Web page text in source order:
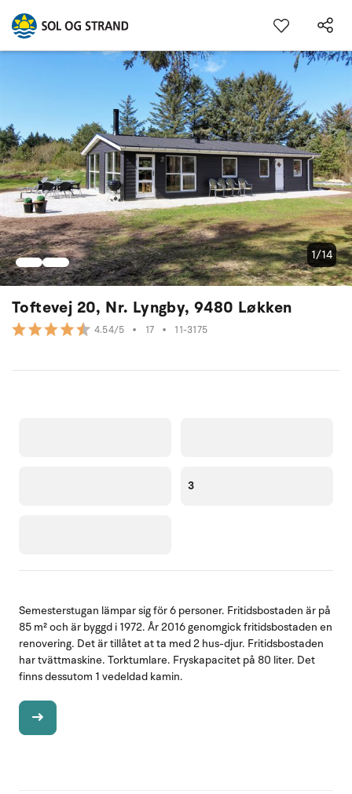
Toftevej 20, Nr. Lyngby, 9480 Løkken
4.54/5 • 17 • 11-3175
1/14
3
Semesterstugan lämpar sig för 6 personer. Fritidsbostaden är på
85 m² och är byggd i 1972. År 2016 genomgick fritidsbostaden en
renovering. Det är tillåtet at ta med 2 hus-djur. Fritidsbostaden
har tvättmaskine. Torktumlare. Fryskapacitet på 80 liter. Det
finns dessutom 1 vedeldad kamin.